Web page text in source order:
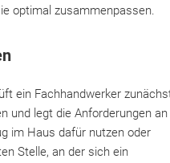
optimal zusammenpassen.
ein Fachhandwerker
und legt die Anforderungen an
im Haus dafür nutzen oder
Stelle, an der sich ein